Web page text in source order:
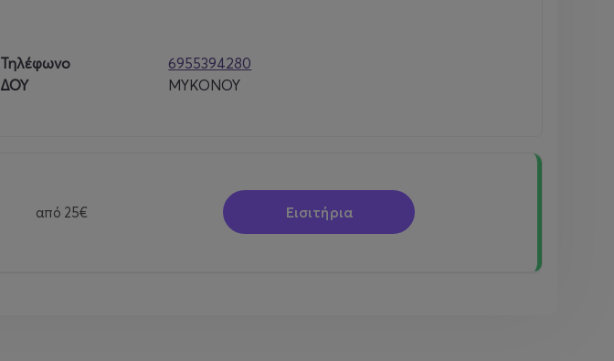
Τηλέφωνο
6955394280
ΔΟΥ
MYKONOY
από 25€ Εισιτήρια